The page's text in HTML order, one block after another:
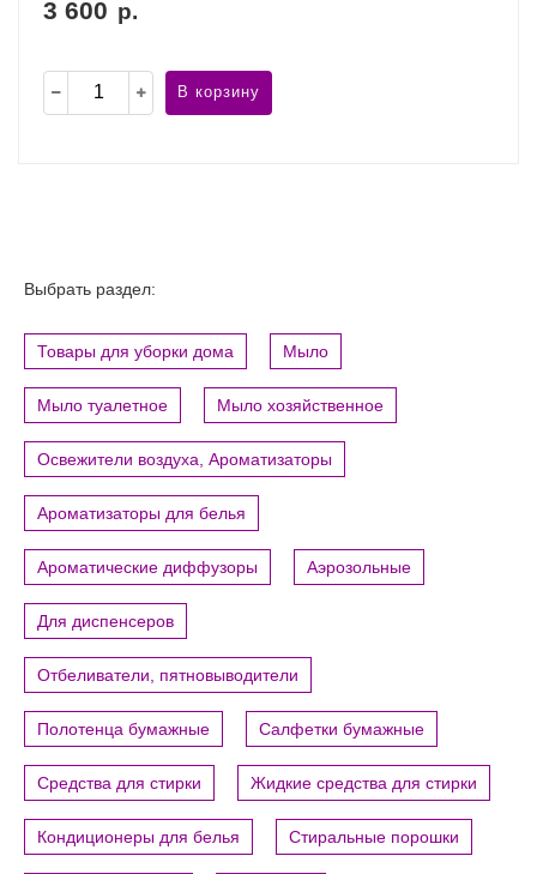
3 600 р.
В корзину
Выбрать раздел:
Товары для уборки дома Мыло
Мыло туалетное Мыло хозяйственное
Освежители воздуха, Ароматизаторы
Ароматизаторы для белья
Ароматические диффузоры Аэрозольные
Для диспенсеров
Отбеливатели, пятновыводители
Полотенца бумажные Салфетки бумажные
Средства для стирки Жидкие средства для стирки
Кондиционеры для белья Стиральные порошки